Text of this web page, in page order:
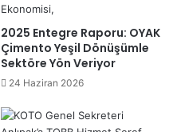
2025 Entegre Raporu: OYAK
Çimento Yeşil Dönüşümle
Sektöre Yön Veriyor
24 Haziran 2026